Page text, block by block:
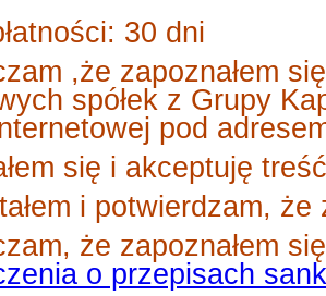
30 dni
,że zapoznałem
spółek z Grupy
pod
się i akceptuję
i potwierdzam,
że zapoznałem
o przepisach